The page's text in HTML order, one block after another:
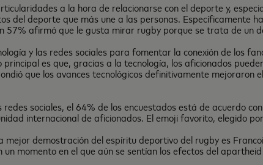
a la hora de relacionarse con el deporte y,
del deporte que más une a las personas. Específicamente
57% afirmó que le gusta mirar rugby porque se trata de
y las redes sociales para fomentar la conexión de los
es que, gracias a la tecnología, los aficionados
que los avances tecnológicos definitivamente
sociales, el 64% de los encuestados está de acuerdo
internacional de aficionados. El emoji favorito, elegido
mejor demostración del espíritu deportivo del rugby es
momento en el que aún se sentían los efectos del